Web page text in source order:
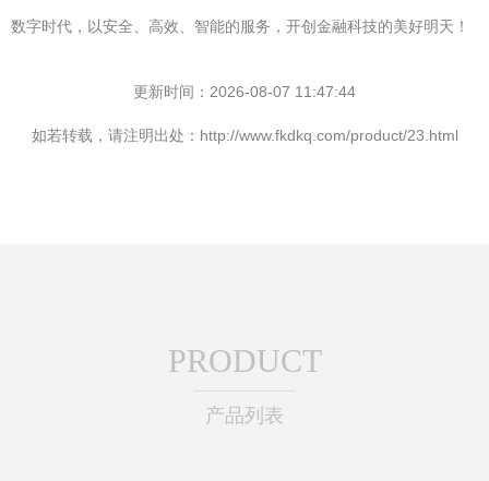
数字时代，以安全、高效、智能的服务，开创金融科技的美好明天！
更新时间：2026-08-07 11:47:44
如若转载，请注明出处：http://www.fkdkq.com/product/23.html
PRODUCT
产品列表